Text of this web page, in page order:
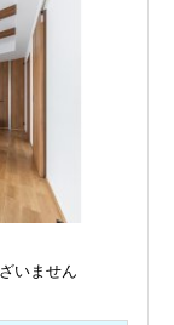
いません